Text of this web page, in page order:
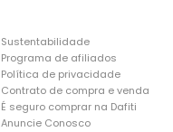
Sustentabilidade
Programa de afiliados
Política de privacidade
Contrato de compra e venda
É seguro comprar na Dafiti
Anuncie Conosco